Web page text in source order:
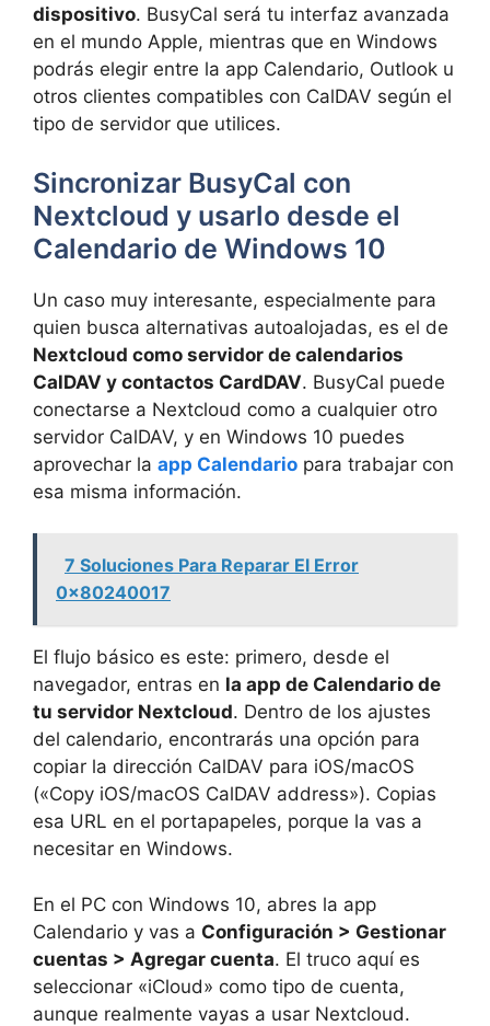
dispositivo. BusyCal será tu interfaz avanzada
en el mundo Apple, mientras que en Windows
podrás elegir entre la app Calendario, Outlook u
otros clientes compatibles con CalDAV según el
tipo de servidor que utilices.
Sincronizar BusyCal con
Nextcloud y usarlo desde el
Calendario de Windows 10
Un caso muy interesante, especialmente para
quien busca alternativas autoalojadas, es el de
Nextcloud como servidor de calendarios
CalDAV y contactos CardDAV. BusyCal puede
conectarse a Nextcloud como a cualquier otro
servidor CalDAV, y en Windows 10 puedes
aprovechar la app Calendario para trabajar con
esa misma información.
7 Soluciones Para Reparar El Error
0x80240017
El flujo básico es este: primero, desde el
navegador, entras en la app de Calendario de
tu servidor Nextcloud. Dentro de los ajustes
del calendario, encontrarás una opción para
copiar la dirección CalDAV para iOS/macOS
(«Copy iOS/macOS CalDAV address»). Copias
esa URL en el portapapeles, porque la vas a
necesitar en Windows.
En el PC con Windows 10, abres la app
Calendario y vas a Configuración > Gestionar
cuentas > Agregar cuenta. El truco aquí es
seleccionar «iCloud» como tipo de cuenta,
aunque realmente vayas a usar Nextcloud.